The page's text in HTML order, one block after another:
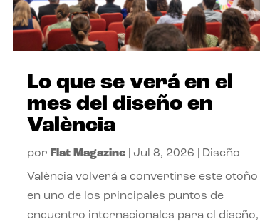
Lo que se verá en el
mes del diseño en
València
por Flat Magazine| Jul 8, 2026 Diseño
València volverá a convertirse este otoño
en uno de los principales puntos de
encuentro internacionales para el diseño,